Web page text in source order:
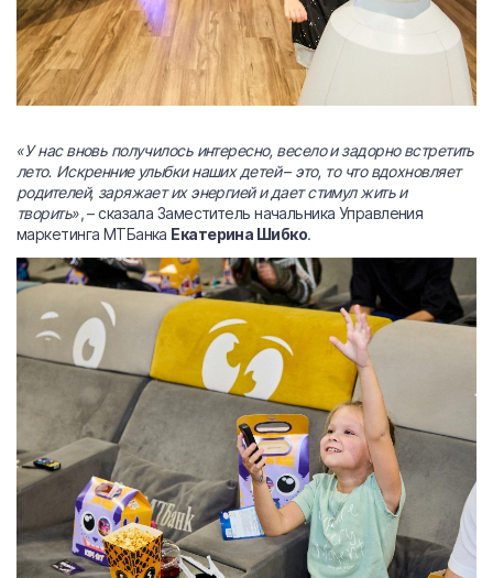
«У нас вновь получилось интересно, весело и задорно встретить
лето. Искренние улыбки наших детей – это, то что вдохновляет
родителей, заряжает их энергией и дает стимул жить и
творить», – сказала Заместитель начальника Управления
маркетинга МТБанка Екатерина Шибко.